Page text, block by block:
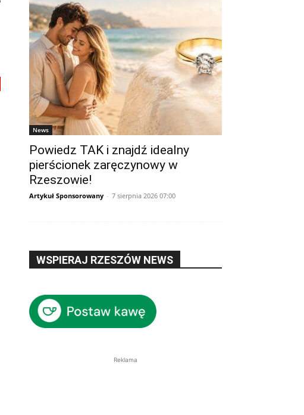
News
Powiedz TAK i znajdź idealny
pierścionek zaręczynowy w
Rzeszowie!
Artykuł Sponsorowany - 7 sierpnia 2026 07:00
WSPIERAJ RZESZÓW NEWS
Reklama